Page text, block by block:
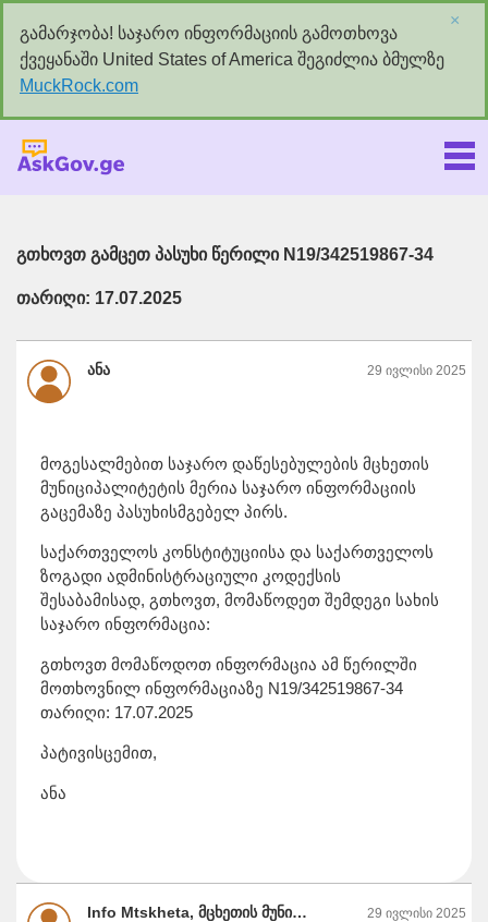
გამარჯობა! საჯარო ინფორმაციის გამოთხოვა
ქვეყანაში United States of America შეგიძლია ბმულზე
MuckRock.com
×
გთხოვთ გამცეთ პასუხი წერილი N19/342519867-34
თარიღი: 17.07.2025
ანა 29 ივლისი 2025
მოგესალმებით საჯარო დაწესებულების მცხეთის
მუნიციპალიტეტის მერია საჯარო ინფორმაციის
გაცემაზე პასუხისმგებელ პირს.
საქართველოს კონსტიტუციისა და საქართველოს
ზოგადი ადმინისტრაციული კოდექსის
შესაბამისად, გთხოვთ, მომაწოდეთ შემდეგი სახის
საჯარო ინფორმაცია:
გთხოვთ მომაწოდოთ ინფორმაცია ამ წერილში
მოთხოვნილ ინფორმაციაზე N19/342519867-34
თარიღი: 17.07.2025
პატივისცემით,
ანა
Info Mtskheta, მცხეთის მუნიციპალიტეტის მერია 29 ივლისი 2025